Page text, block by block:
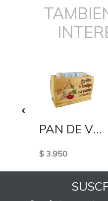
PAN DE VIDA
$ 3.950